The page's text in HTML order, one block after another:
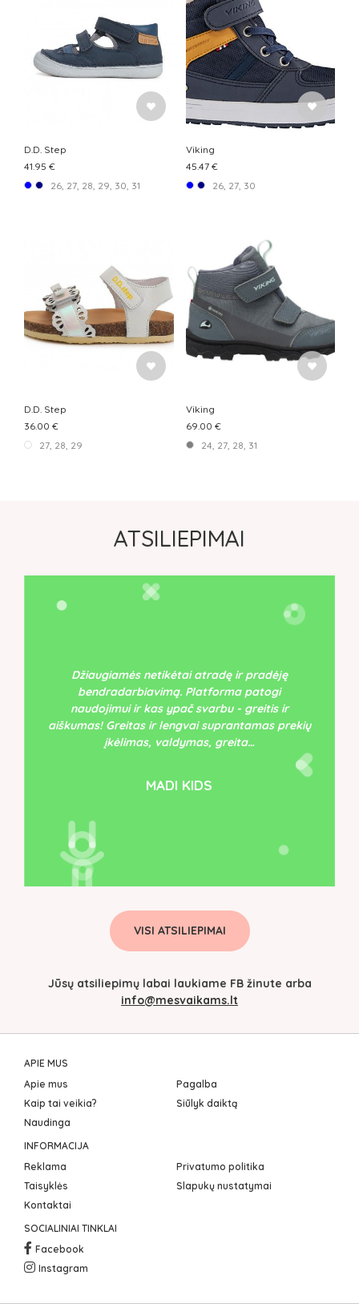
D.D. Step
41.95 €
26, 27, 28, 29, 30, 31
Viking
45.47 €
26, 27, 30
D.D. Step
36.00 €
27, 28, 29
Viking
69.00 €
24, 27, 28, 31
ATSILIEPIMAI
Džiaugiamės netikėtai atradę ir pradėję
bendradarbiavimą. Platforma patogi
naudojimui ir kas ypač svarbu - greitis ir
aiškumas! Greitas ir lengvai suprantamas prekių
įkėlimas, valdymas, greita…
MADI KIDS
VISI ATSILIEPIMAI
Jūsų atsiliepimų labai laukiame FB žinute arba
info@mesvaikams.lt
APIE MUS
Apie mus
Pagalba
Kaip tai veikia?
Siūlyk daiktą
Naudinga
INFORMACIJA
Reklama
Privatumo politika
Taisyklės
Slapukų nustatymai
Kontaktai
SOCIALINIAI TINKLAI
Facebook
Instagram